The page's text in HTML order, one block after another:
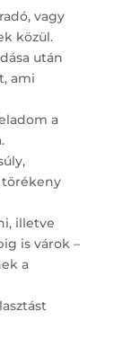
vagy
közül.
után
ami
a
törékeny
illetve
is várok –
a